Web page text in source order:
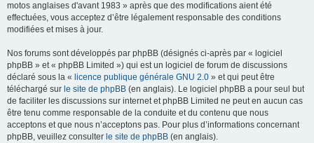
motos anglaises d'avant 1983 » après que des modifications aient été
effectuées, vous acceptez d’être légalement responsable des conditions
modifiées et mises à jour.
Nos forums sont développés par phpBB (désignés ci-après par « logiciel
phpBB » et « phpBB Limited ») qui est un logiciel de forum de discussions
déclaré sous la « licence publique générale GNU 2.0 » et qui peut être
téléchargé sur le site de phpBB (en anglais). Le logiciel phpBB a pour seul but
de faciliter les discussions sur internet et phpBB Limited ne peut en aucun cas
être tenu comme responsable de la conduite et du contenu que nous
acceptons et que nous n’acceptons pas. Pour plus d’informations concernant
phpBB, veuillez consulter le site de phpBB (en anglais).